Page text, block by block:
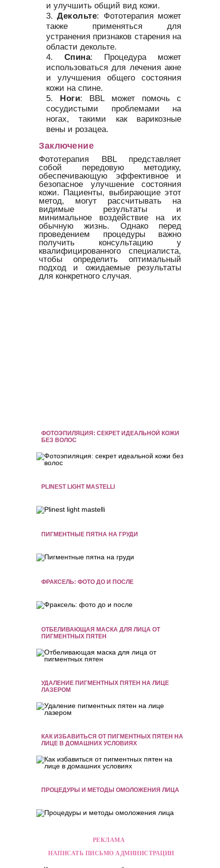
и улучшить общий вид кожи.
Декольте: Фототерапия может
также применяться для
устранения признаков старения на
области декольте.
Спина: Процедура может
использоваться для лечения акне
и улучшения общего состояния
кожи на спине.
Ноги: BBL может помочь с
сосудистыми проблемами на
ногах, такими как варикозные
вены и розацеа.
Заключение
Фототерапия BBL представляет
собой передовую методику,
обеспечивающую эффективное и
безопасное улучшение состояния
кожи. Пациенты, выбирающие этот
метод, могут рассчитывать на
видимые результаты и
минимальное воздействие на их
обычную жизнь. Однако перед
проведением процедуры важно
получить консультацию у
квалифицированного специалиста,
чтобы определить оптимальный
подход и ожидаемые результаты
для конкретного случая.
ФОТОЭПИЛЯЦИЯ: СЕКРЕТ ИДЕАЛЬНОЙ КОЖИ
БЕЗ ВОЛОС
PLINEST LIGHT MASTELLI
ПИГМЕНТНЫЕ ПЯТНА НА ГРУДИ
ФРАКСЕЛЬ: ФОТО ДО И ПОСЛЕ
ОТБЕЛИВАЮЩАЯ МАСКА ДЛЯ ЛИЦА ОТ
ПИГМЕНТНЫХ ПЯТЕН
УДАЛЕНИЕ ПИГМЕНТНЫХ ПЯТЕН НА ЛИЦЕ
ЛАЗЕРОМ
КАК ИЗБАВИТЬСЯ ОТ ПИГМЕНТНЫХ ПЯТЕН НА
ЛИЦЕ В ДОМАШНИХ УСЛОВИЯХ
ПРОЦЕДУРЫ И МЕТОДЫ ОМОЛОЖЕНИЯ ЛИЦА
РЕКЛАМА
НАПИСАТЬ ПИСЬМО АДМИНИСТРАЦИИ